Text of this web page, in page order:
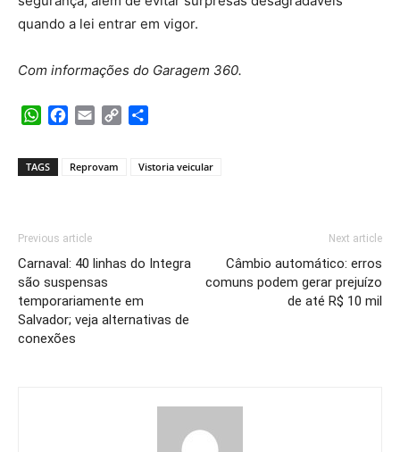
quando a lei entrar em vigor.
Com informações do Garagem 360.
WhatsApp
Facebook
Email Copy
TAGS Reprovam Vistoria veicular
Previous article
Carnaval: 40 linhas do Integra
são suspensas
temporariamente em
Salvador; veja alternativas de
conexões
Next article
Câmbio automático: erros
comuns podem gerar prejuízo
de até R$ 10 mil